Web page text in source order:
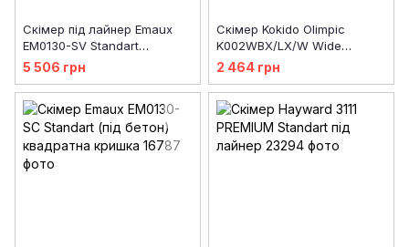
Скімер під лайнер Emaux
EM0130-SV Standart
(квадратна кришка), з
латунними вставками
5 506 грн
Скімер Kokido Olimpic
K002WBX/LX/W Wide
універсальний (білий)
2 464 грн